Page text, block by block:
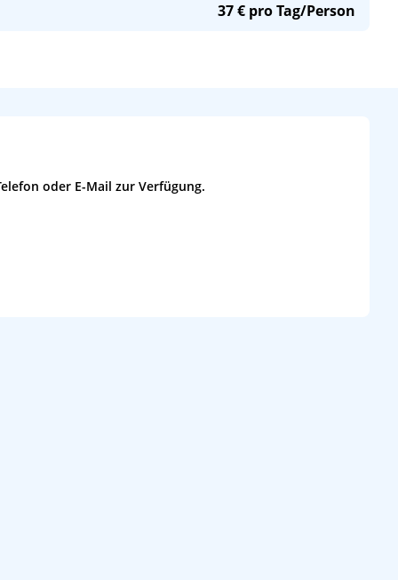
Fass/Alster/Radler; Weizenbier; alkoholfreies Bier /
37 € pro Tag/Person
oder E-Mail zur Verfügung.